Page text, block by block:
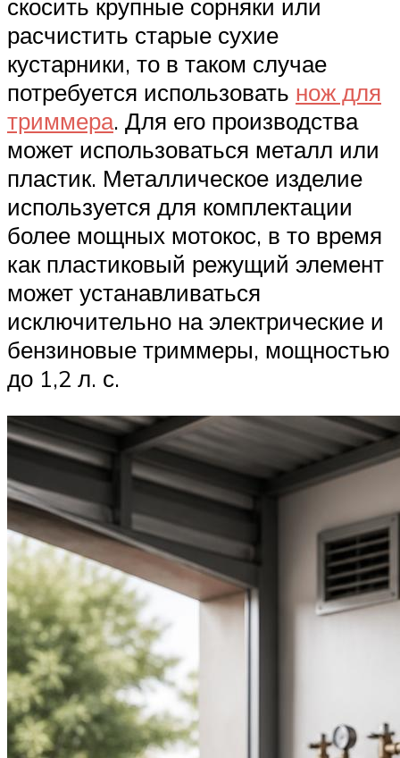
скосить крупные сорняки или
расчистить старые сухие
кустарники, то в таком случае
потребуется использовать нож для
триммера. Для его производства
может использоваться металл или
пластик. Металлическое изделие
используется для комплектации
более мощных мотокос, в то время
как пластиковый режущий элемент
может устанавливаться
исключительно на электрические и
бензиновые триммеры, мощностью
до 1,2 л. с.